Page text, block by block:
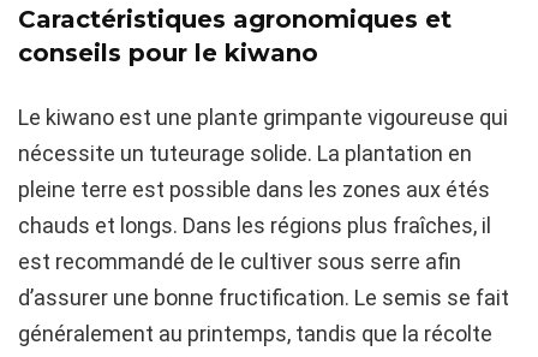
Caractéristiques agronomiques et
conseils pour le kiwano
Le kiwano est une plante grimpante vigoureuse qui
nécessite un tuteurage solide. La plantation en
pleine terre est possible dans les zones aux étés
chauds et longs. Dans les régions plus fraîches, il
est recommandé de le cultiver sous serre afin
d’assurer une bonne fructification. Le semis se fait
généralement au printemps, tandis que la récolte